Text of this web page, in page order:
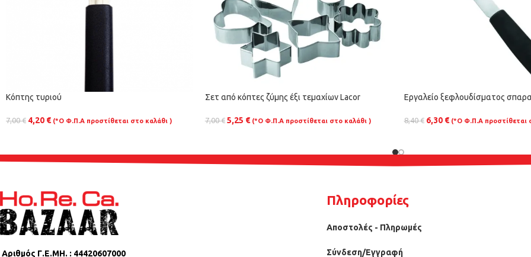
Κόπτης τυριού
7,00€ 4,20 € (*Ο Φ.Π.Α προστίθεται στο καλάθι )
Σετ από κόπτες ζύμης έξι τεμαχίων Lacor
7,00€ 5,25 € (*Ο Φ.Π.Α προστίθεται στο καλάθι )
Εργαλείο ξεφλουδίσματος
8,40€ 6,30 € (*Ο Φ.Π.Α προστίθεται
Αριθμός Γ.Ε.ΜΗ. : 44420607000
Πληροφορίες
Αποστολές - Πληρωμές
Σύνδεση/Εγγραφή